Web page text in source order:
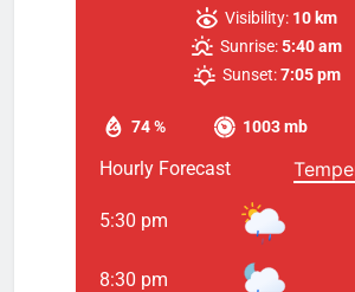
74 % 1003 mb
Visibility: 10 km
Sunrise:5:40 am
Sunset: 7:05 pm
Hourly Forecast
5:30 pm
8:30 pm